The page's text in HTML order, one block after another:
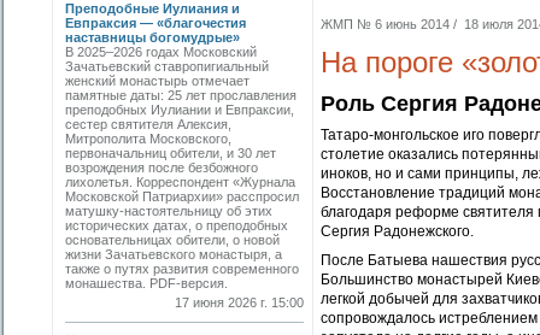
Преподобные Иулиания и
Евпраксия — «благочестия
наставницы богомудрые»
В 2025–2026 годах Московский
Зачатьевский ставропигиальный
женский монастырь отмечает
памятные даты: 25 лет прославления
преподобных Иулиании и Евпраксии,
сестер святителя Алексия,
Митрополита Московского,
первоначальниц обители, и 30 лет
возрождения после безбожного
лихолетья. Корреспондент «Журнала
Московской Патриархии» расспросил
матушку-настоятельницу об этих
исторических датах, о преподобных
основательницах обители, о новой
жизни Зачатьевского монастыря, а
также о путях развития современного
монашества. PDF-версия.
17 июня 2026 г. 15:00
ЖМП № 6 июнь 2014 / 18 июля
На пороге
Роль Сергия
Татаро-монгольское иго
столетие оказались
иноков, но и сами принципы,
Восстановление традиций
благодаря реформе святителя
Сергия Радонежского.
После Батыева нашествия
Большинство монастырей
легкой добычей для
сопровождалось